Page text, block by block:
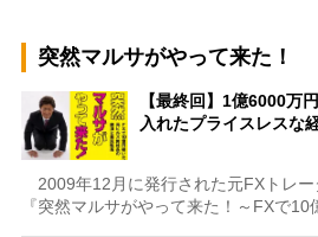
突然マルサがやって来た！
【最終回】1億6000万
入れたプライスレスな
2009年12月に発行された元FXトレ
『突然マルサがやって来た！～FXで